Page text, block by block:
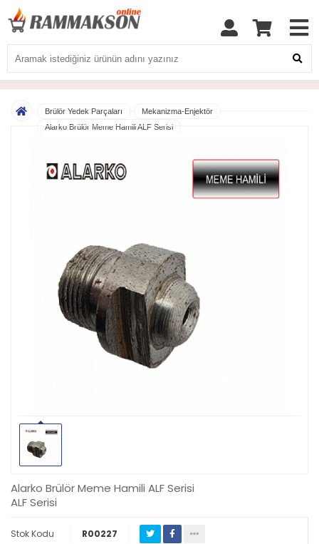
Brülör Yedek Parçaları
Mekanizma-Enjektör
Alarko Brülör Meme Hamili ALF Serisi
Alarko Brülör Meme Hamili ALF Serisi
ALF Serisi
Stok Kodu R00227